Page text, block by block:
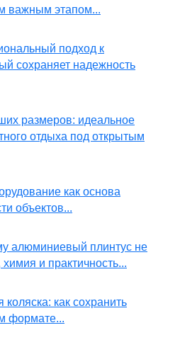
важным этапом...
подход к
сохраняет надежность
размеров: идеальное
отдыха под открытым
как основа
объектов...
алюминиевый плинтус не
и практичность...
как сохранить
формате...